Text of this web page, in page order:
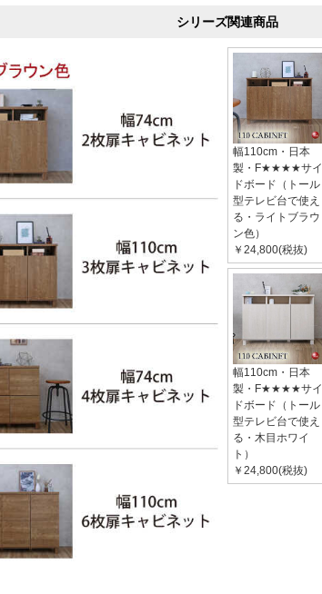
シリーズ関連商品
幅110cm・日本
製・F★★★★サイ
ドボード（トール
型テレビ台で使え
る・ライトブラウ
ン色）
￥24,800(税抜)
幅110cm・日本
製・F★★★★サイ
ドボード（トール
型テレビ台で使え
る・木目ホワイ
ト）
￥24,800(税抜)